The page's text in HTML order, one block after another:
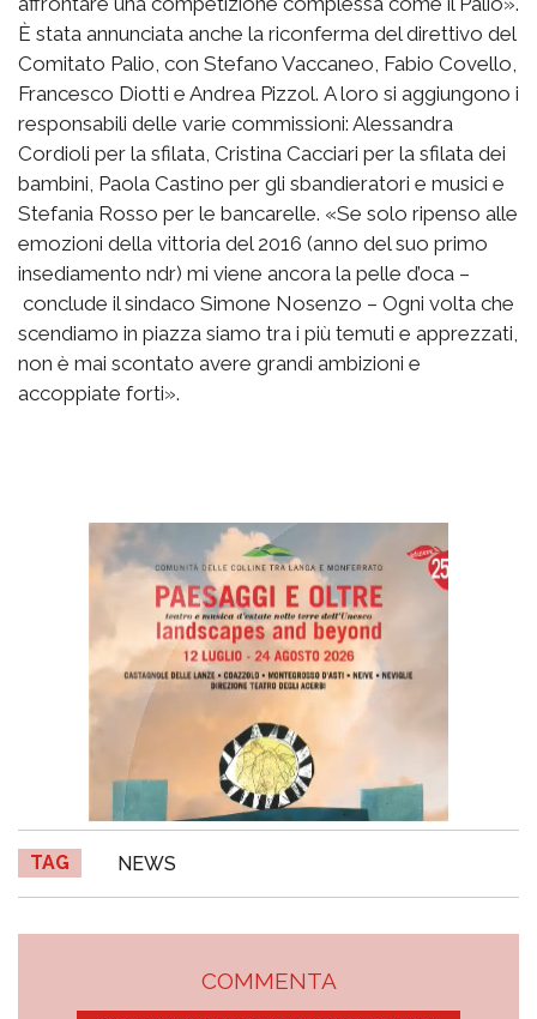
È stata annunciata anche la riconferma del direttivo del
Comitato Palio, con Stefano Vaccaneo, Fabio Covello,
Francesco Diotti e Andrea Pizzol. A loro si aggiungono i
responsabili delle varie commissioni: Alessandra
Cordioli per la sfilata, Cristina Cacciari per la sfilata dei
bambini, Paola Castino per gli sbandieratori e musici e
Stefania Rosso per le bancarelle. «Se solo ripenso alle
emozioni della vittoria del 2016 (anno del suo primo
insediamento ndr) mi viene ancora la pelle d’oca –
conclude il sindaco Simone Nosenzo – Ogni volta che
scendiamo in piazza siamo tra i più temuti e apprezzati,
non è mai scontato avere grandi ambizioni e
accoppiate forti».
TAG NEWS
COMMENTA